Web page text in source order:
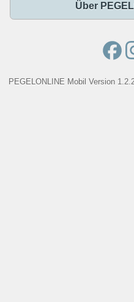
Über
PEGELONLINE Mobil Version